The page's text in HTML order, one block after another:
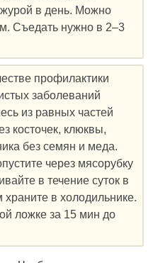
в день. Можно
Съедать нужно в 2–3
профилактики
заболеваний
из равных частей
косточек, клюквы,
без семян и меда.
через мясорубку
в течение суток в
храните в холодильнике.
ложке за 15 мин до